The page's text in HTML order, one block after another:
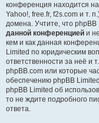
конференция находится
Yahoo!, free.fr, f2s.com и т.
домена. Учтите, что phpBB
данной конференцией и
кем и как данная
Limited по юридическим
ответственности за неё и
phpBB.com или которые
обеспечению phpBB
phpBB Limited об
то не ждите подробного
ответа.